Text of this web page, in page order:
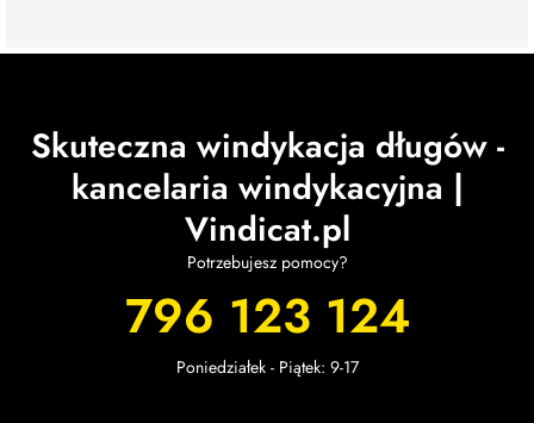
Skuteczna windykacja długów -
kancelaria windykacyjna |
Vindicat.pl
Potrzebujesz pomocy?
796 123 124
Poniedziałek - Piątek: 9-17